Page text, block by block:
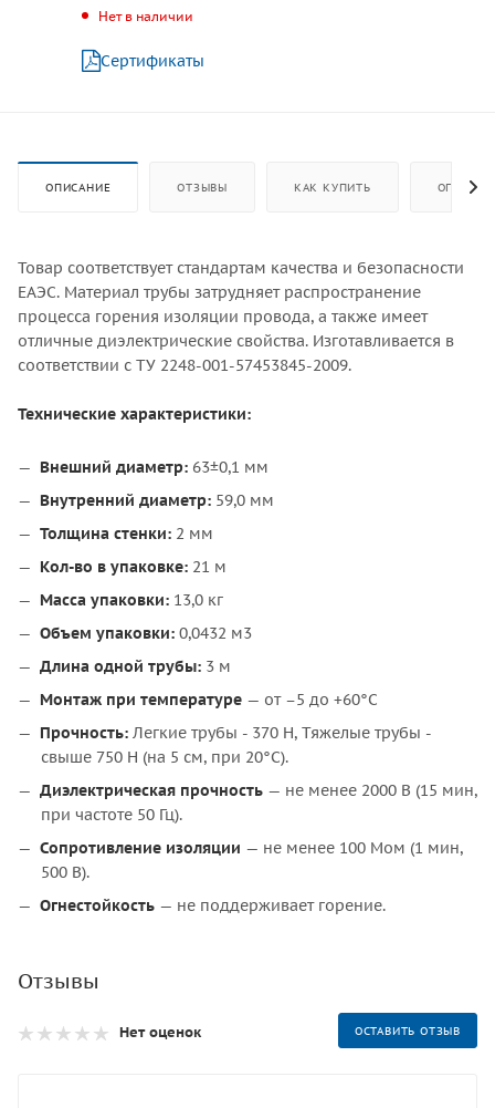
Нет в наличии
Сертификаты
ОПИСАНИЕ ОТЗЫВЫ КАК КУПИТЬ ОПЛАТА
Товар соответствует стандартам качества и безопасности
ЕАЭС. Материал трубы затрудняет распространение
процесса горения изоляции провода, а также имеет
отличные диэлектрические свойства. Изготавливается в
соответствии с ТУ 2248-001-57453845-2009.
Технические характеристики:
Внешний диаметр: 63±0,1 мм
Внутренний диаметр: 59,0 мм
Толщина стенки: 2 мм
Кол-во в упаковке: 21 м
Масса упаковки: 13,0 кг
Объем упаковки: 0,0432 м3
Длина одной трубы: 3 м
Монтаж при температуре — от –5 до +60°С
Прочность: Легкие трубы - 370 Н, Тяжелые трубы -
свыше 750 Н (на 5 см, при 20°С).
Диэлектрическая прочность — не менее 2000 В (15 мин,
при частоте 50 Гц).
Сопротивление изоляции — не менее 100 Мом (1 мин,
500 В).
Огнестойкость — не поддерживает горение.
Отзывы
Нет оценок ОСТАВИТЬ ОТЗЫВ